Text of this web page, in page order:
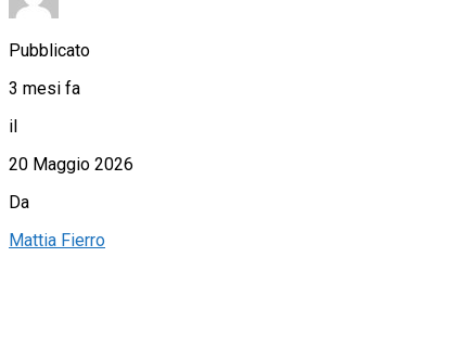
Pubblicato
3 mesi fa
il
20 Maggio 2026
Da
Mattia Fierro